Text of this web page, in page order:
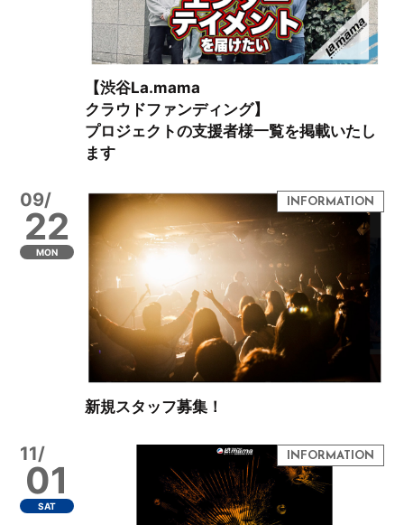
【渋谷La.mama
クラウドファンディング】
プロジェクトの支援者様一覧を掲載いたし
ます
09/
22
MON
新規スタッフ募集！
11/
01
SAT